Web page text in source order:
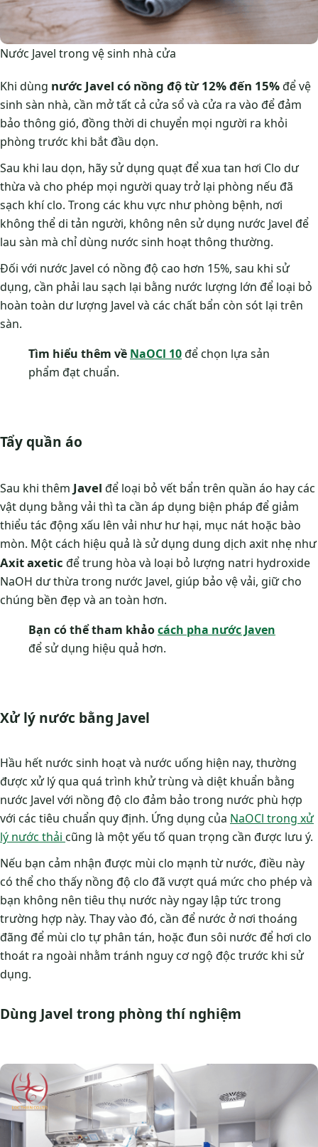
Nước Javel trong vệ sinh nhà cửa
Khi dùng nước Javel có nồng độ từ 12% đến 15%để vệ
sinh sàn nhà, cần mở tất cả cửa sổ và cửa ra vào để đảm
bảo thông gió, đồng thời di chuyển mọi người ra khỏi
phòng trước khi bắt đầu dọn.
Sau khi lau dọn, hãy sử dụng quạt để xua tan hơi Clo dư
thừa và cho phép mọi người quay trở lại phòng nếu đã
sạch khí clo. Trong các khu vực như phòng bệnh, nơi
không thể di tản người, không nên sử dụng nước Javel để
lau sàn mà chỉ dùng nước sinh hoạt thông thường.
Đối với nước Javel có nồng độ cao hơn 15%, sau khi sử
dụng, cần phải lau sạch lại bằng nước lượng lớn để loại bỏ
hoàn toàn dư lượng Javel và các chất bẩn còn sót lại trên
sàn.
Tìm hiểu thêm về NaOCl 10để chọn lựa sản
phẩm đạt chuẩn.
Tẩy quần áo
Sau khi thêm Javel để loại bỏ vết bẩn trên quần áo hay các
vật dụng bằng vải thì ta cần áp dụng biện pháp để giảm
thiểu tác động xấu lên vải như hư hại, mục nát hoặc bào
mòn. Một cách hiệu quả là sử dụng dung dịch axit nhẹ như
Axit axetic để trung hòa và loại bỏ lượng natri hydroxide
NaOH dư thừa trong nước Javel, giúp bảo vệ vải, giữ cho
chúng bền đẹp và an toàn hơn.
Bạn có thể tham khảocách pha nước Javen
để sử dụng hiệu quả hơn.
Xử lý nước bằng Javel
Hầu hết nước sinh hoạt và nước uống hiện nay, thường
được xử lý qua quá trình khử trùng và diệt khuẩn bằng
nước Javel với nồng độ clo đảm bảo trong nước phù hợp
với các tiêu chuẩn quy định. Ứng dụng của NaOCl trong xử
lý nước thải cũng là một yếu tố quan trọng cần được lưu ý.
Nếu bạn cảm nhận được mùi clo mạnh từ nước, điều này
có thể cho thấy nồng độ clo đã vượt quá mức cho phép và
bạn không nên tiêu thụ nước này ngay lập tức trong
trường hợp này. Thay vào đó, cần để nước ở nơi thoáng
đãng để mùi clo tự phân tán, hoặc đun sôi nước để hơi clo
thoát ra ngoài nhằm tránh nguy cơ ngộ độc trước khi sử
dụng.
Dùng Javel trong phòng thí nghiệm